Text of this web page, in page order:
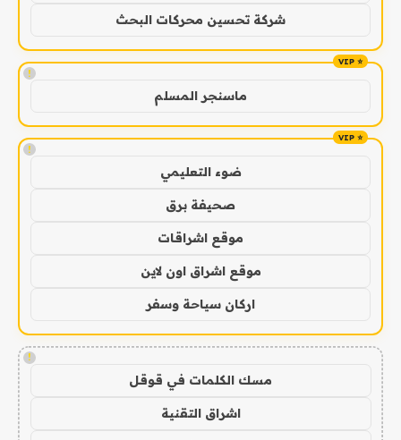
شركة تحسين محركات البحث
!
ماسنجر المسلم
!
ضوء التعليمي
صحيفة برق
موقع اشراقات
موقع اشراق اون لاين
اركان سياحة وسفر
!
مسك الكلمات في قوقل
اشراق التقنية